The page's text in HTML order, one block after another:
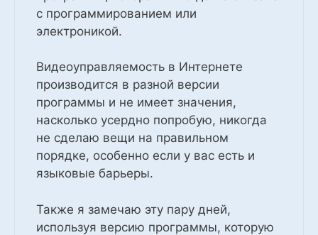
с программированием или
электроникой.
Видеоуправляемость в Интернете
производится в разной версии
программы и не имеет значения,
насколько усердно попробую, никогда
не сделаю вещи на правильном
порядке, особенно если у вас есть и
языковые барьеры.
Также я замечаю эту пару дней,
используя версию программы, которую